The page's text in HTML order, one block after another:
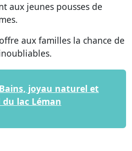
aux jeunes pousses de
aux familles la chance de
joyau naturel et
lac Léman